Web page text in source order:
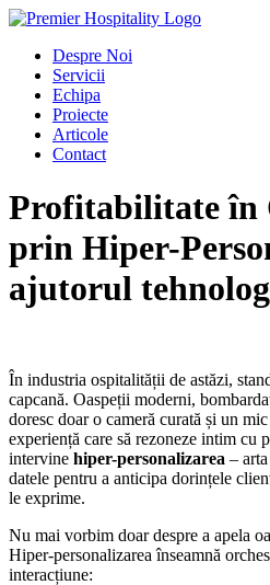
Despre Noi
Servicii
Echipa
Proiecte
Articole
Contact
Profitabilitate în
prin Hiper-
ajutorul
În industria ospitalității de astăzi,
capcană. Oaspeții moderni,
doresc doar o cameră curată și un
experiență care să rezoneze intim cu
intervine hiper-personalizarea –
datele pentru a anticipa dorințele
le exprime.
Nu mai vorbim doar despre a apela
Hiper-personalizarea înseamnă
interacțiune: